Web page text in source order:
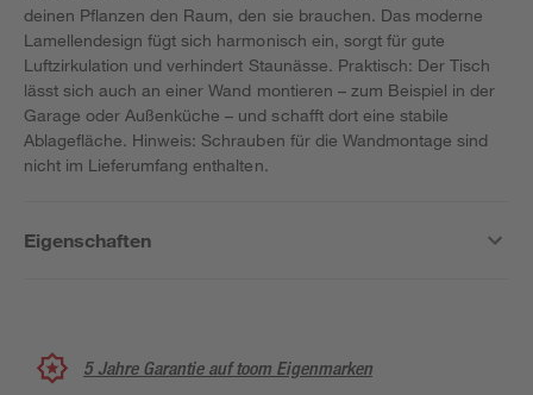
deinen Pflanzen den Raum, den sie brauchen. Das moderne
Lamellendesign fügt sich harmonisch ein, sorgt für gute
Luftzirkulation und verhindert Staunässe. Praktisch: Der Tisch
lässt sich auch an einer Wand montieren – zum Beispiel in der
Garage oder Außenküche – und schafft dort eine stabile
Ablagefläche. Hinweis: Schrauben für die Wandmontage sind
nicht im Lieferumfang enthalten.
Eigenschaften
5 Jahre Garantie auf toom Eigenmarken